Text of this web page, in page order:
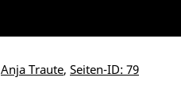
Anja Traute, Seiten-ID: 79